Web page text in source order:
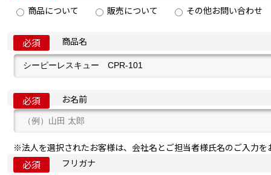
商品について
販売について その他お問い合わせ
必須 商品名
必須 お名前
※法人を選択されたお客様は、会社名とご担当者様氏名のご入力を
必須 フリガナ